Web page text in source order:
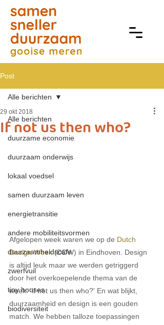
Post
Alle berichten
duurzame economie
duurzaam onderwijs
lokaal voedsel
samen duurzaam leven
energietransitie
andere mobiliteitsvormen
duurzaamheidscafe
zwerfvuil
tiny houses
biodiversiteit
Alle berichten
If not us then who?
29 okt 2018
Afgelopen week waren we op de Dutch
Design Week (DDW) in Eindhoven. Design
is altijd leuk maar we werden getriggerd
door het overkoepelende thema van de
week: 'if not us then who?' En wat blijkt,
duurzaamheid en design is een gouden
match. We hebben talloze toepassingen